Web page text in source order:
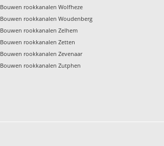
Bouwen rookkanalen Wolfheze
Bouwen rookkanalen Woudenberg
Bouwen rookkanalen Zelhem
Bouwen rookkanalen Zetten
Bouwen rookkanalen Zevenaar
Bouwen rookkanalen Zutphen